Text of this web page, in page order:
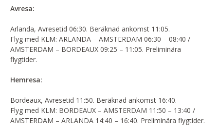
Avresa:
Arlanda, Avresetid 06:30. Beräknad ankomst 11:05.
Flyg med KLM: ARLANDA – AMSTERDAM 06:30 – 08:40 /
AMSTERDAM – BORDEAUX 09:25 – 11:05. Preliminära
flygtider.
Hemresa:
Bordeaux, Avresetid 11:50. Beräknad ankomst 16:40.
Flyg med KLM: BORDEAUX – AMSTERDAM 11:50 – 13:40 /
AMSTERDAM – ARLANDA 14:40 – 16:40. Preliminära flygtider.